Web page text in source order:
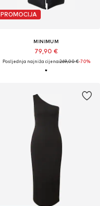
PROMOCIJA
MINIMUM
79,90 €
Posljednja najniža cijena:269,00 €-70%